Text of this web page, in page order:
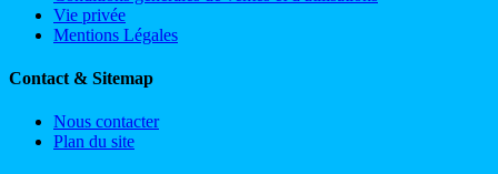
Vie privée
Mentions Légales
Contact & Sitemap
Nous contacter
Plan du site